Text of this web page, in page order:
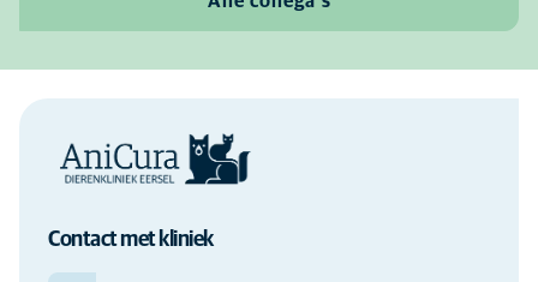
Contact met kliniek